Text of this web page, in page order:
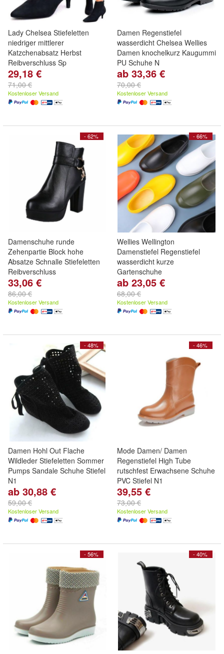
Lady Chelsea Stiefeletten
niedriger mittlerer
Katzchenabsatz Herbst
Reibverschluss Sp
29,18 €
71,00 €
Kostenloser Versand
Damen Regenstiefel
wasserdicht Chelsea Wellies
Damen knochelkurz Kaugummi
PU Schuhe N
ab 33,36 €
70,00 €
Kostenloser Versand
- 62%
Damenschuhe runde
Zehenpartie Block hohe
Absatze Schnalle Stiefeletten
Reibverschluss
33,06 €
86,00 €
Kostenloser Versand
- 66%
Wellies Wellington
Damenstiefel Regenstiefel
wasserdicht kurze
Gartenschuhe
ab 23,05 €
68,00 €
Kostenloser Versand
- 48%
Damen Hohl Out Flache
Wildleder Stiefeletten Sommer
Pumps Sandale Schuhe Stiefel
N1
ab 30,88 €
59,00 €
Kostenloser Versand
- 46%
Mode Damen/ Damen
Regenstiefel High Tube
rutschfest Erwachsene Schuhe
PVC Stiefel N1
39,55 €
73,00 €
Kostenloser Versand
- 56% - 40%